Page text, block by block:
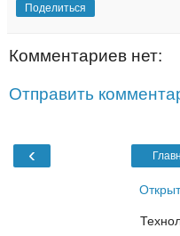
Поделиться
Комментариев нет:
Отправить
‹